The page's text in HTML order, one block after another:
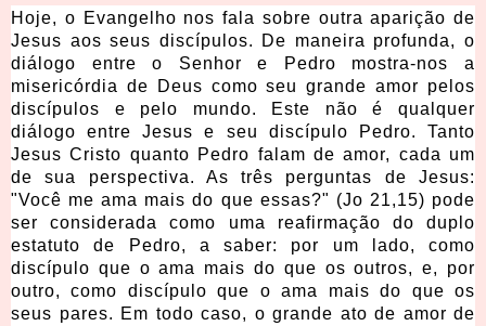
Hoje, o Evangelho nos fala sobre outra aparição de
Jesus aos seus discípulos. De maneira profunda, o
diálogo entre o Senhor e Pedro mostra-nos a
misericórdia de Deus como seu grande amor pelos
discípulos e pelo mundo. Este não é qualquer
diálogo entre Jesus e seu discípulo Pedro. Tanto
Jesus Cristo quanto Pedro falam de amor, cada um
de sua perspectiva. As três perguntas de Jesus:
"Você me ama mais do que essas?" (Jo 21,15) pode
ser considerada como uma reafirmação do duplo
estatuto de Pedro, a saber: por um lado, como
discípulo que o ama mais do que os outros, e, por
outro, como discípulo que o ama mais do que os
seus pares. Em todo caso, o grande ato de amor de